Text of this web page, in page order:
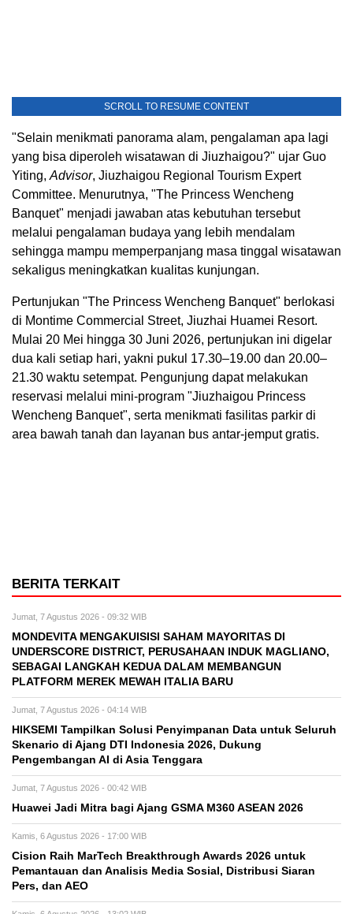
SCROLL TO RESUME CONTENT
"Selain menikmati panorama alam, pengalaman apa lagi
yang bisa diperoleh wisatawan di Jiuzhaigou?" ujar Guo
Yiting, Advisor, Jiuzhaigou Regional Tourism Expert
Committee. Menurutnya, "The Princess Wencheng
Banquet" menjadi jawaban atas kebutuhan tersebut
melalui pengalaman budaya yang lebih mendalam
sehingga mampu memperpanjang masa tinggal wisatawan
sekaligus meningkatkan kualitas kunjungan.
Pertunjukan "The Princess Wencheng Banquet" berlokasi
di Montime Commercial Street, Jiuzhai Huamei Resort.
Mulai 20 Mei hingga 30 Juni 2026, pertunjukan ini digelar
dua kali setiap hari, yakni pukul 17.30–19.00 dan 20.00–
21.30 waktu setempat. Pengunjung dapat melakukan
reservasi melalui mini-program "Jiuzhaigou Princess
Wencheng Banquet", serta menikmati fasilitas parkir di
area bawah tanah dan layanan bus antar-jemput gratis.
BERITA TERKAIT
Jumat, 7 Agustus 2026 - 09:32 WIB
MONDEVITA MENGAKUISISI SAHAM MAYORITAS DI
UNDERSCORE DISTRICT, PERUSAHAAN INDUK MAGLIANO,
SEBAGAI LANGKAH KEDUA DALAM MEMBANGUN
PLATFORM MEREK MEWAH ITALIA BARU
Jumat, 7 Agustus 2026 - 04:14 WIB
HIKSEMI Tampilkan Solusi Penyimpanan Data untuk Seluruh
Skenario di Ajang DTI Indonesia 2026, Dukung
Pengembangan AI di Asia Tenggara
Jumat, 7 Agustus 2026 - 00:42 WIB
Huawei Jadi Mitra bagi Ajang GSMA M360 ASEAN 2026
Kamis, 6 Agustus 2026 - 17:00 WIB
Cision Raih MarTech Breakthrough Awards 2026 untuk
Pemantauan dan Analisis Media Sosial, Distribusi Siaran
Pers, dan AEO